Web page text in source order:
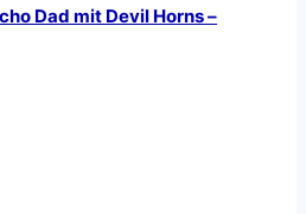
Dad mit Devil Horns –